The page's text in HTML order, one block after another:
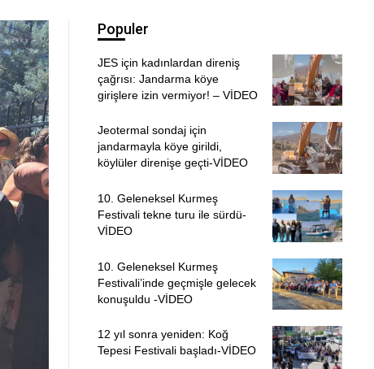
Populer
JES için kadınlardan direniş
çağrısı: Jandarma köye
girişlere izin vermiyor! – VİDEO
Jeotermal sondaj için
jandarmayla köye girildi,
köylüler direnişe geçti-VİDEO
10. Geleneksel Kurmeş
Festivali tekne turu ile sürdü-
VİDEO
10. Geleneksel Kurmeş
Festivali’inde geçmişle gelecek
konuşuldu -VİDEO
12 yıl sonra yeniden: Koğ
Tepesi Festivali başladı-VİDEO